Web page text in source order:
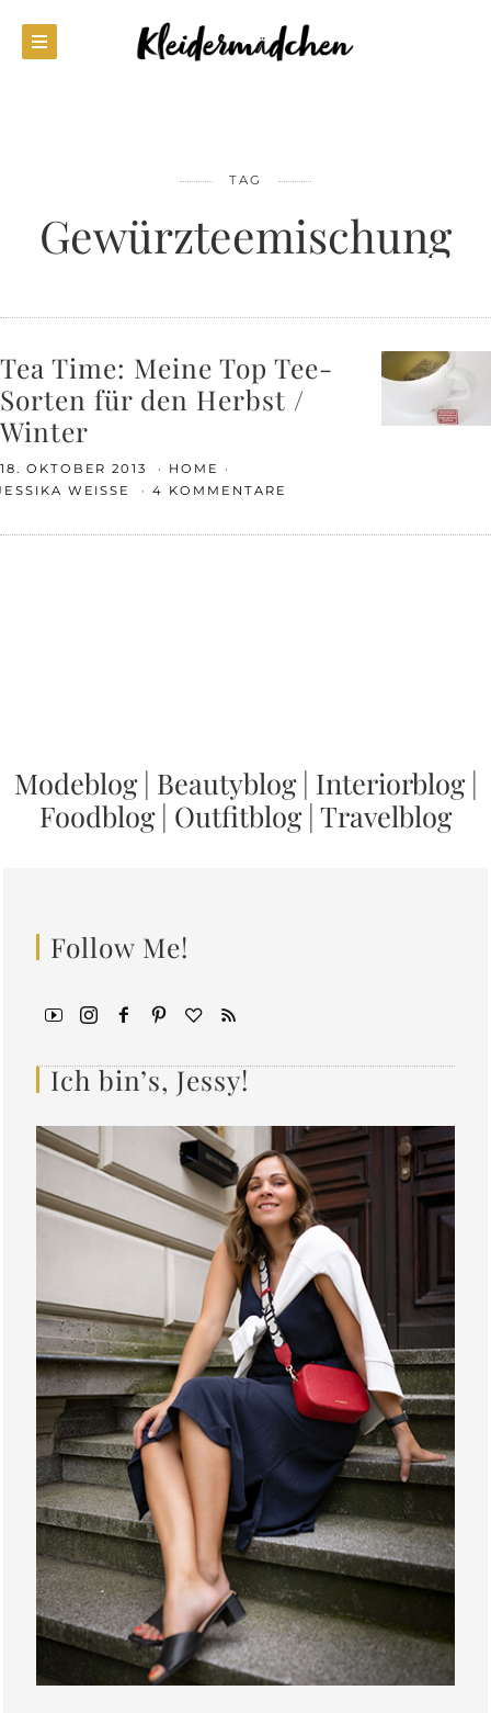
TAG
Gewürzteemischung
Tea Time: Meine Top Tee-
Sorten für den Herbst /
Winter
18. OKTOBER 2013
HOME
WEISSE
4 KOMMENTARE
Modeblog| Beautyblog| Interiorblog|
Foodblog| Outfitblog| Travelblog
Follow Me!
Ich bin’s, Jessy!